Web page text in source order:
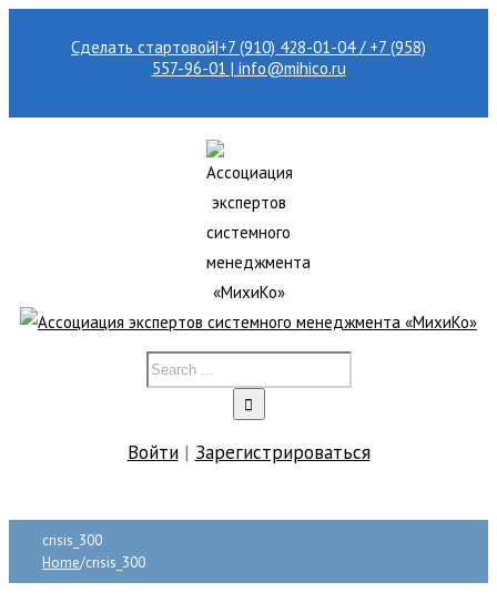
Сделать стартовой|+7 (910) 428-01-04 / +7 (958)
557-96-01 | info@mihico.ru
Войти| Зарегистрироваться
crisis_300
Home/crisis_300